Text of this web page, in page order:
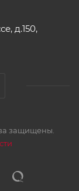
д.150,
защищены.